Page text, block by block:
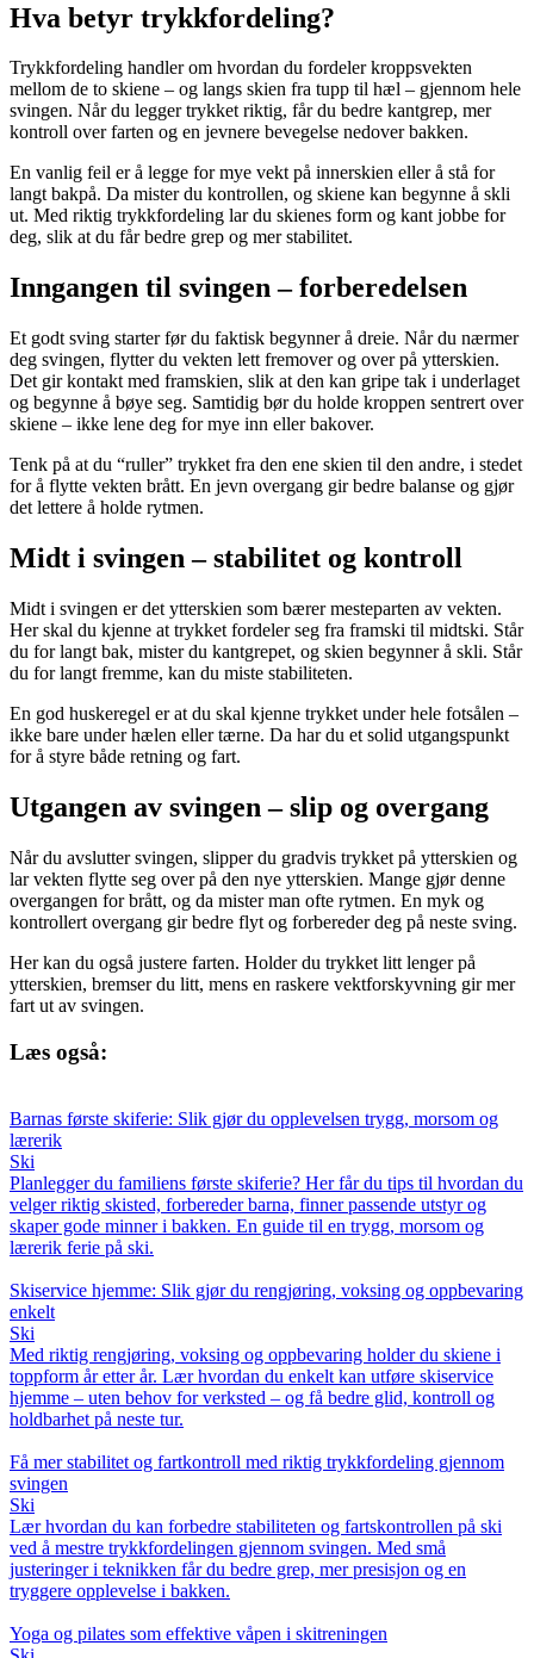
Hva betyr trykkfordeling?
Trykkfordeling handler om hvordan du fordeler kroppsvekten
mellom de to skiene – og langs skien fra tupp til hæl – gjennom hele
svingen. Når du legger trykket riktig, får du bedre kantgrep, mer
kontroll over farten og en jevnere bevegelse nedover bakken.
En vanlig feil er å legge for mye vekt på innerskien eller å stå for
langt bakpå. Da mister du kontrollen, og skiene kan begynne å skli
ut. Med riktig trykkfordeling lar du skienes form og kant jobbe for
deg, slik at du får bedre grep og mer stabilitet.
Inngangen til svingen – forberedelsen
Et godt sving starter før du faktisk begynner å dreie. Når du nærmer
deg svingen, flytter du vekten lett fremover og over på ytterskien.
Det gir kontakt med framskien, slik at den kan gripe tak i underlaget
og begynne å bøye seg. Samtidig bør du holde kroppen sentrert over
skiene – ikke lene deg for mye inn eller bakover.
Tenk på at du “ruller” trykket fra den ene skien til den andre, i stedet
for å flytte vekten brått. En jevn overgang gir bedre balanse og gjør
det lettere å holde rytmen.
Midt i svingen – stabilitet og kontroll
Midt i svingen er det ytterskien som bærer mesteparten av vekten.
Her skal du kjenne at trykket fordeler seg fra framski til midtski. Står
du for langt bak, mister du kantgrepet, og skien begynner å skli. Står
du for langt fremme, kan du miste stabiliteten.
En god huskeregel er at du skal kjenne trykket under hele fotsålen –
ikke bare under hælen eller tærne. Da har du et solid utgangspunkt
for å styre både retning og fart.
Utgangen av svingen – slip og overgang
Når du avslutter svingen, slipper du gradvis trykket på ytterskien og
lar vekten flytte seg over på den nye ytterskien. Mange gjør denne
overgangen for brått, og da mister man ofte rytmen. En myk og
kontrollert overgang gir bedre flyt og forbereder deg på neste sving.
Her kan du også justere farten. Holder du trykket litt lenger på
ytterskien, bremser du litt, mens en raskere vektforskyvning gir mer
fart ut av svingen.
Læs også:
Barnas første skiferie: Slik gjør du opplevelsen trygg, morsom og
lærerik
Ski
Planlegger du familiens første skiferie? Her får du tips til hvordan du
velger riktig skisted, forbereder barna, finner passende utstyr og
skaper gode minner i bakken. En guide til en trygg, morsom og
lærerik ferie på ski.
Skiservice hjemme: Slik gjør du rengjøring, voksing og oppbevaring
enkelt
Ski
Med riktig rengjøring, voksing og oppbevaring holder du skiene i
toppform år etter år. Lær hvordan du enkelt kan utføre skiservice
hjemme – uten behov for verksted – og få bedre glid, kontroll og
holdbarhet på neste tur.
Få mer stabilitet og fartkontroll med riktig trykkfordeling gjennom
svingen
Ski
Lær hvordan du kan forbedre stabiliteten og fartskontrollen på ski
ved å mestre trykkfordelingen gjennom svingen. Med små
justeringer i teknikken får du bedre grep, mer presisjon og en
tryggere opplevelse i bakken.
Yoga og pilates som effektive våpen i skitreningen